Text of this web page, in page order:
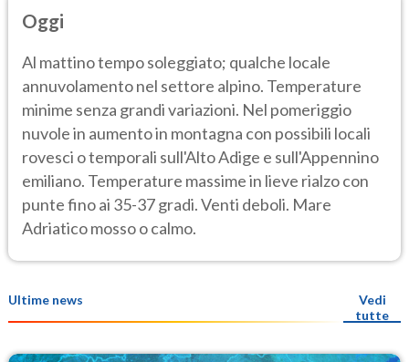
Oggi
Al mattino tempo soleggiato; qualche locale
annuvolamento nel settore alpino. Temperature
minime senza grandi variazioni. Nel pomeriggio
nuvole in aumento in montagna con possibili locali
rovesci o temporali sull'Alto Adige e sull'Appennino
emiliano. Temperature massime in lieve rialzo con
punte fino ai 35-37 gradi. Venti deboli. Mare
Adriatico mosso o calmo.
Ultime news
Vedi
tutte